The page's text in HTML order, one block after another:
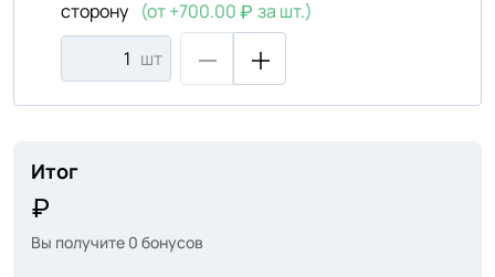
сторону (от +700.00
за шт.)
шт
Итог
Вы получите 0 бонусов